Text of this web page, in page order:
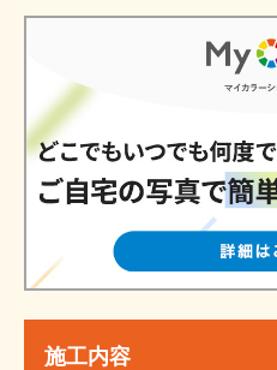
施工内容